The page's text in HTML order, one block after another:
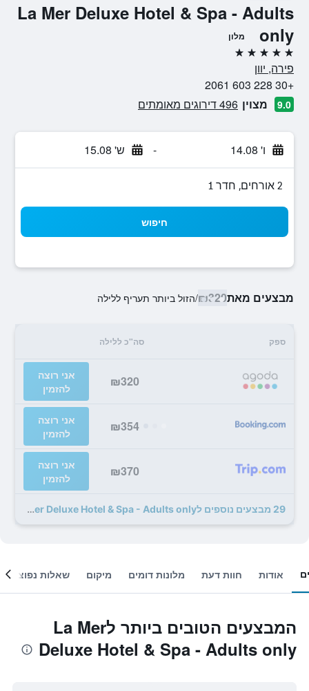
La Mer Deluxe Hotel & Spa - Adults
only
מלון
5 כוכבים
פירה, יוון
+30 228 603 2061
9.0 מצוין 496 דירוגים מאומתים
ו' 14.08 - ש' 15.08
2 אורחים, חדר 1
חיפוש
מבצעים מאת₪320
/הזול ביותר תעריף ללילה
ספק סה"כ ללילה
₪320
אני רוצה
להזמין
₪354
אני רוצה
להזמין
₪370
אני רוצה
להזמין
29 מבצעים נוספים לLa Mer Deluxe Hotel & Spa - Adults only
אודות חוות דעת מלונות דומים מיקום שאלות נפוצות
המבצעים הטובים ביותר לLa Mer
Deluxe Hotel & Spa - Adults only